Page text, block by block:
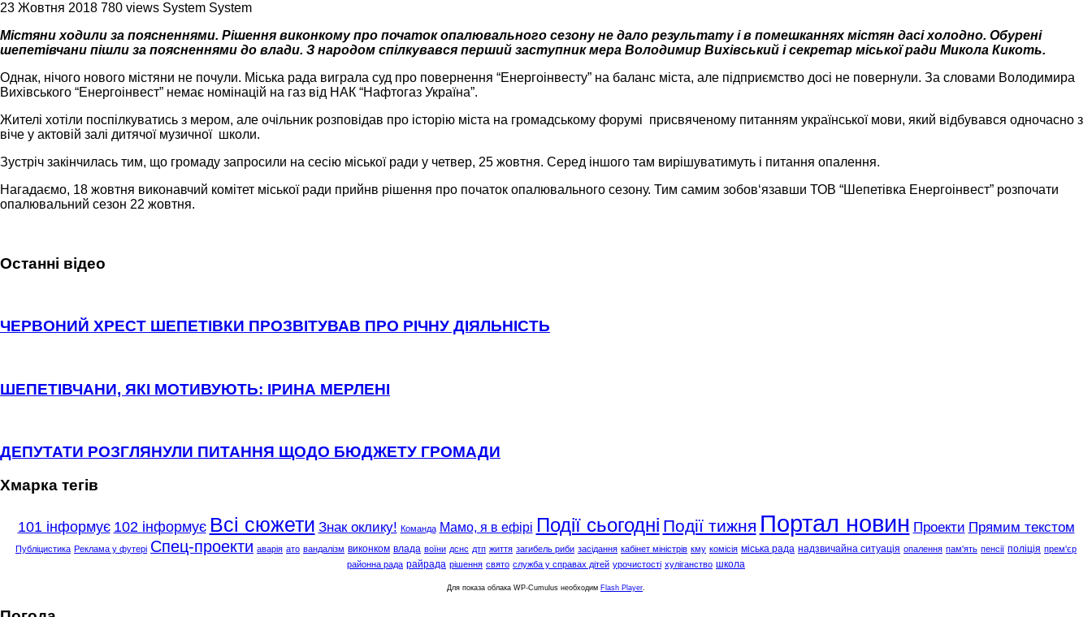
23 Жовтня 2018 780 views System System
Містяни ходили за поясненнями. Рішення виконкому про початок опалювального сезону не дало результату і в помешканнях містян дасі холодно. Обурені
шепетівчани пішли за поясненнями до влади. З народом спілкувався перший заступник мера Володимир Вихівський і секретар міської ради Микола Кикоть.
Однак, нічого нового містяни не почули. Міська рада виграла суд про повернення “Енергоінвесту” на баланс міста, але підприємство досі не повернули. За словами Володимира
Вихівського “Енергоінвест” немає номінацій на газ від НАК “Нафтогаз Україна”.
Жителі хотіли поспілкуватись з мером, але очільник розповідав про історію міста на громадському форумі присвяченому питанням української мови, який відбувався одночасно з
віче у актовій залі дитячої музичної школи.
Зустріч закінчилась тим, що громаду запросили на сесію міської ради у четвер, 25 жовтня. Серед іншого там вирішуватимуть і питання опалення.
Нагадаємо, 18 жовтня виконавчий комітет міської ради прийнв рішення про початок опалювального сезону. Тим самим зобов‘язавши ТОВ “Шепетівка Енергоінвест” розпочати
опалювальний сезон 22 жовтня.
Останні відео
ЧЕРВОНИЙ ХРЕСТ ШЕПЕТІВКИ ПРОЗВІТУВАВ ПРО РІЧНУ ДІЯЛЬНІСТЬ
ШЕПЕТІВЧАНИ, ЯКІ МОТИВУЮТЬ: ІРИНА МЕРЛЕНІ
ДЕПУТАТИ РОЗГЛЯНУЛИ ПИТАННЯ ЩОДО БЮДЖЕТУ ГРОМАДИ
Хмарка тегів
101 інформує 102 інформує Всі сюжети Знак оклику! Команда Мамо, я в ефірі Події сьогодні Події тижня Портал новин Проекти Прямим текстом
Публіцистика Реклама у футері Спец-проекти аварія ато вандалізм виконком влада воїни дснс дтп життя загибель риби засідання кабінет міністрів кму комісія міська рада надзвичайна ситуація опалення пам'ять пенсії поліція прем'єр
районна рада райрада рішення свято служба у справах дітей урочистості хуліганство школа
Для показа облака WP-Cumulus необходим Flash Player